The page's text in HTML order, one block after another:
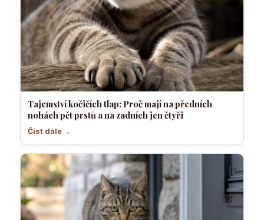
Tajemství kočičích tlap: Proč mají na předních
nohách pět prstů a na zadních jen čtyři
Číst dále →